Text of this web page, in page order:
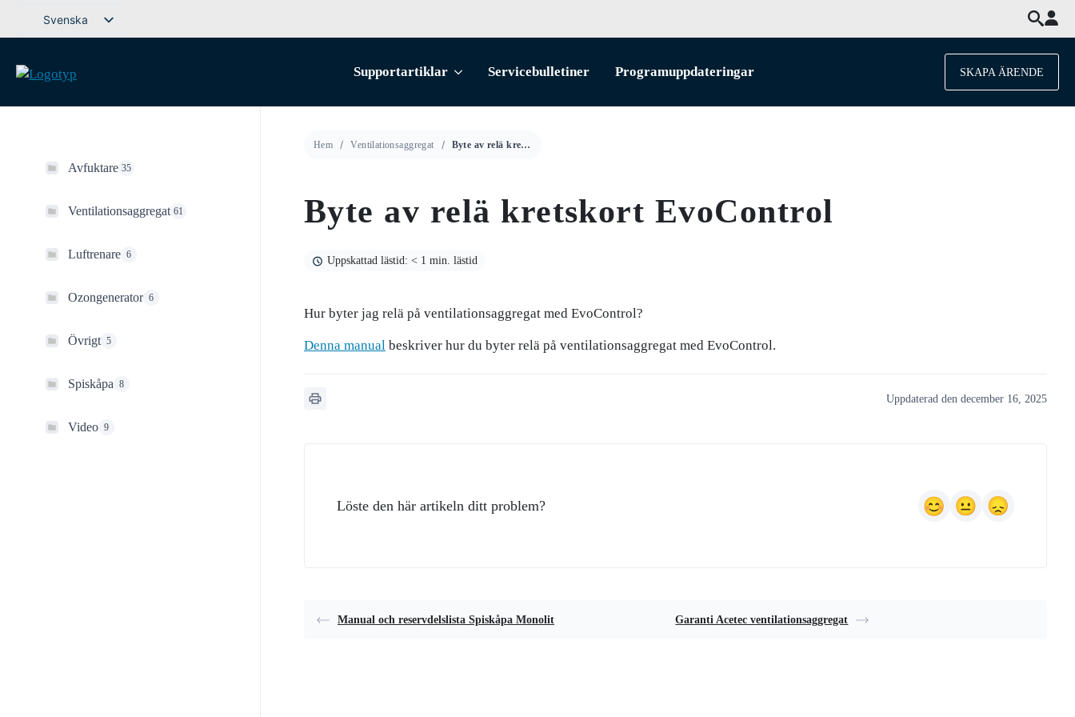
till
Svenska
Deutsch
Lietuvių kalba
Supportartiklar Servicebulletiner Programuppdateringar SKAPA ÄRENDE
Avfuktare 35
Ventilationsaggregat 61
Luftrenare 6
Ozongenerator 6
Övrigt 5
Spiskåpa 8
Video 9
Hem Ventilationsaggregat Byte av relä kretskort EvoControl
Byte av relä kretskort EvoControl
Uppskattad lästid: < 1 min. lästid
Hur byter jag relä på ventilationsaggregat med EvoControl?
Denna manualbeskriver hur du byter relä på ventilationsaggregat med EvoControl.
Uppdaterad den december 16, 2025
Löste den här artikeln ditt problem?
Manual och reservdelslista Spiskåpa Monolit Garanti Acetec ventilationsaggregat